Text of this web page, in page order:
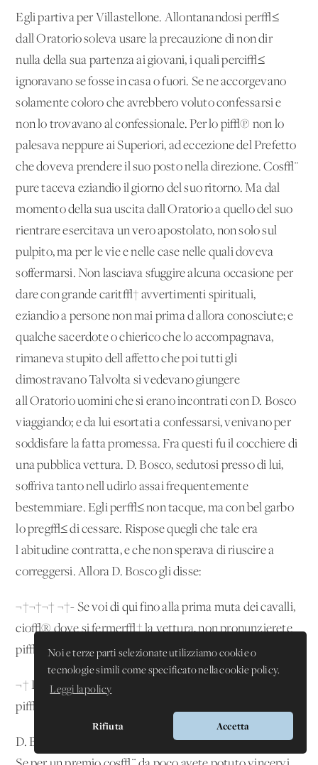
Noi e terze parti selezionate utilizziamo cookie o
tecnologie simili come specificato nella cookie policy.
Leggi la policy
Rifiuta Accetta
Egli partivaper Villastellone. Allontanandosi per√≤
dall'Oratorio soleva usare la precauzione di non dir
nulla della sua partenza ai giovani, i quali perci√≤
ignoravano se fosse in casa o fuori. Se ne accorgevano
solamente coloro che avrebbero voluto confessarsi e
non lo trovavano al confessionale. Per lo pi√π non lo
palesava neppure ai Superiori, ad eccezione del Prefetto
che doveva prendere il suo posto nella direzione. Cos√¨
pure taceva eziandio il giorno del suo ritorno. Ma dal
momento della sua uscita dall'Oratorio a quello del suo
rientrare esercitava un vero apostolato, non solo sul
pulpito, ma per le vie e nelle case nelle quali doveva
soffermarsi. Non lasciava sfuggire alcuna occasione per
dare con grande carit√† avvertimenti spirituali,
eziandio a persone non mai prima d'allora conosciute; e
qualche sacerdote o chierico che lo accompagnava,
rimaneva stupito dell'affetto che poi tutti gli
dimostravano Talvolta si vedevano giungere
all'Oratorio uomini che si erano incontrati con D. Bosco
viaggiando; e da lui esortati a confessarsi, venivano per
soddisfare la fatta promessa. Fra questi fu il cocchiere di
una pubblica vettura. D. Bosco, sedutosi presso di lui,
soffriva tanto nell'udirlo assai frequentemente
bestemmiare. Egli per√≤ non tacque, ma con bel garbo
lo preg√≤ di cessare. Rispose quegli che tale era
l'abitudine contratta, e che non sperava di riuscire a
correggersi. Allora D. Bosco gli disse:
¬†¬†¬† ¬†- Se voi di qui fino alla prima muta dei cavalli,
cio√® dove si fermer√† la vettura, non pronunzierete
pi√π una bestemmia, vi pago da bere un litro.
¬† Da quel punto dal labbro del vetturino non si ud√¨
pi√π ripetere il nome di Dio invano.
D. Bosco mantenne la parola e poi gli fece osservare: -